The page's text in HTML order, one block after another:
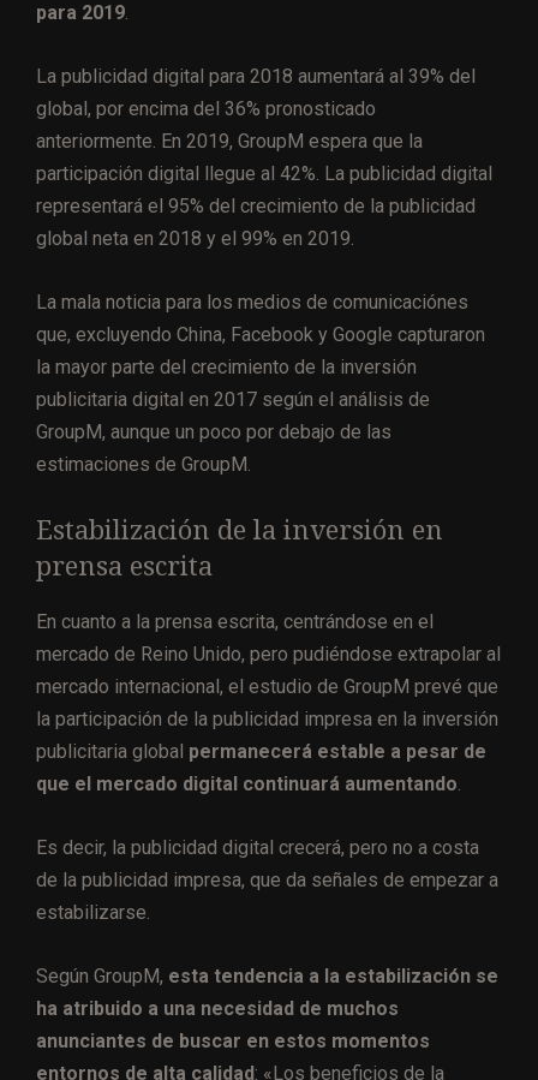
para 2019.
La publicidad digital para 2018 aumentará al 39% del
global, por encima del 36% pronosticado
anteriormente. En 2019, GroupM espera que la
participación digital llegue al 42%. La publicidad digital
representará el 95% del crecimiento de la publicidad
global neta en 2018 y el 99% en 2019.
La mala noticia para los medios de comunicaciónes
que, excluyendo China, Facebook y Google capturaron
la mayor parte del crecimiento de la inversión
publicitaria digital en 2017 según el análisis de
GroupM, aunque un poco por debajo de las
estimaciones de GroupM.
Estabilización de la inversión en
prensa escrita
En cuanto a la prensa escrita, centrándose en el
mercado de Reino Unido, pero pudiéndose extrapolar al
mercado internacional, el estudio de GroupM prevé que
la participación de la publicidad impresa en la inversión
publicitaria global permanecerá estable a pesar de
que el mercado digital continuará aumentando.
Es decir, la publicidad digital crecerá, pero no a costa
de la publicidad impresa, que da señales de empezar a
estabilizarse.
Según GroupM, esta tendencia a la estabilización se
ha atribuido a una necesidad de muchos
anunciantes de buscar en estos momentos
entornos de alta calidad : «Los beneficios de la